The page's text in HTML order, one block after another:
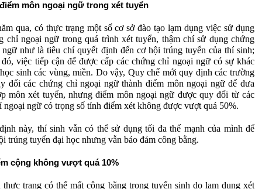
môn ngoại ngữ trong xét tuyển
qua, có thực trạng một số cơ sở đào tạo lạm dụng việc sử dụng
chỉ ngoại ngữ trong quá trình xét tuyển, thậm chí sử dụng chứng
như là tiêu chí quyết định đến cơ hội trúng tuyển của thí sinh;
việc tiếp cận để được cấp các chứng chỉ ngoại ngữ có sự khác
sinh các vùng, miền. Do vậy, Quy chế mới quy định các trường
đổi các chứng chỉ ngoại ngữ thành điểm môn ngoại ngữ để đưa
môn xét tuyển, nhưng điểm môn ngoại ngữ được quy đổi từ các
ngoại ngữ có trọng số tính điểm xét không được vượt quá 50%.
này, thí sinh vẫn có thể sử dụng tối đa thế mạnh của mình để
trúng tuyển đại học nhưng vẫn bảo đảm công bằng.
cộng không vượt quá 10%
thực trạng có thể mất công bằng trong tuyển sinh do lạm dụng xét